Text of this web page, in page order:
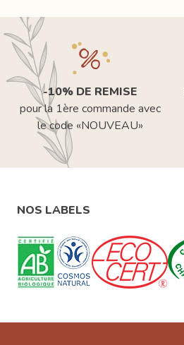
-10% DE REMISE
pour la 1ère commande avec
le code «NOUVEAU»
NOS LABELS